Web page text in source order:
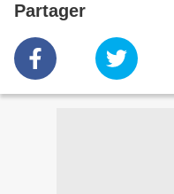
Partager